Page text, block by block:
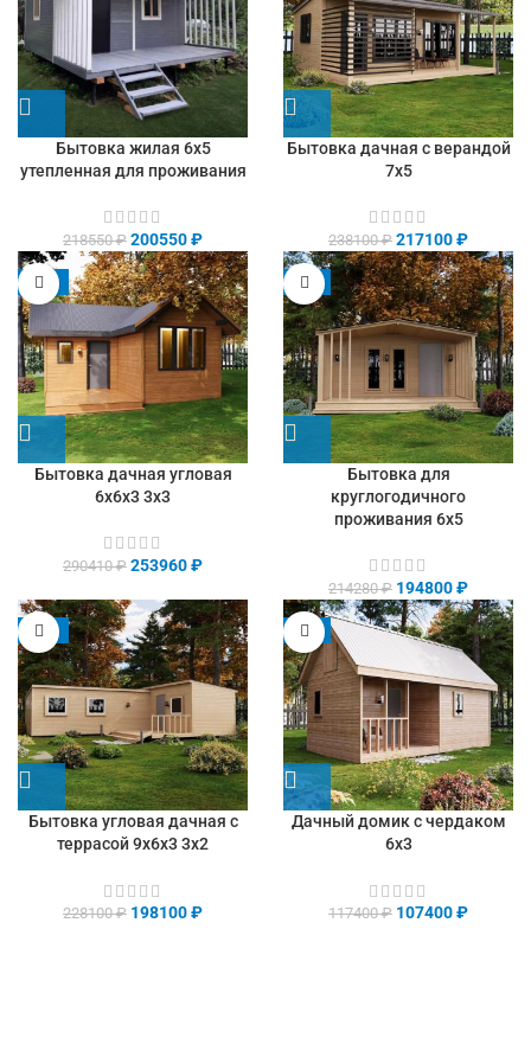
Бытовка жилая 6х5
утепленная для проживания
218550₽ 200550₽
Бытовка дачная с верандой
7х5
238100₽ 217100₽
-13%
Бытовка дачная угловая
6х6х3 3х3
290410₽ 253960₽
-9%
Бытовка для
круглогодичного
проживания 6х5
214280₽ 194800₽
-13%
Бытовка угловая дачная с
террасой 9х6х3 3х2
228100₽ 198100₽
-9%
Дачный домик с чердаком
6х3
117400₽ 107400₽